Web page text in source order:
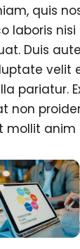
quis
laboris
Duis
velit
pariatur.
non
mollit anim